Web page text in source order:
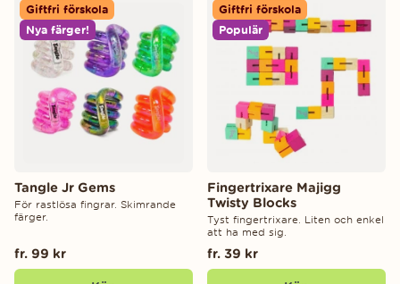
Giftfri förskola
Nya färger!
Tangle Jr Gems
För rastlösa fingrar. Skimrande
färger.
fr. 99 kr
Giftfri förskola
Populär
Fingertrixare Majigg
Twisty Blocks
Tyst fingertrixare. Liten och enkel
att ha med sig.
fr. 39 kr